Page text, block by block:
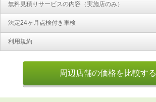
無料見積りサービスの内容（実施店のみ）
法定24ヶ月点検付き車検
利用規約
周辺店舗の価格を比較する